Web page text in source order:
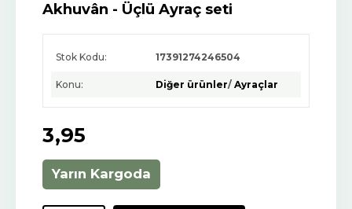
Akhuvân - Üçlü Ayraç seti
Stok Kodu: 17391274246504
Konu: Diğer ürünler/Ayraçlar
3,95
Yarın Kargoda